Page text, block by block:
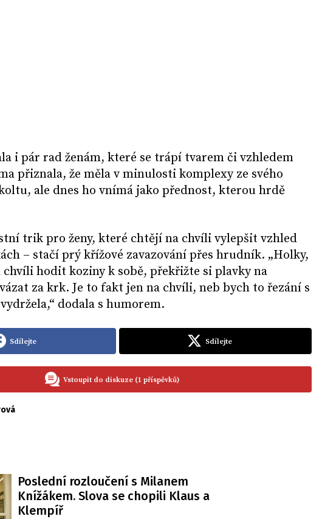
i pár rad ženám, které se trápí tvarem či vzhledem
přiznala, že měla v minulosti komplexy ze svého
ale dnes ho vnímá jako přednost, kterou hrdě
trik pro ženy, které chtějí na chvíli vylepšit vzhled
– stačí prý křížové zavazování přes hrudník. „Holky,
chvíli hodit koziny k sobě, překřižte si plavky na
za krk. Je to fakt jen na chvíli, neb bych to řezání s
dodala s humorem.
Sdílejte Sdílejte
Vstoupit do diskuze (1 příspěvků)
Poslední rozloučení s Milanem
Knížákem. Slova se chopili Klaus a
Klempíř